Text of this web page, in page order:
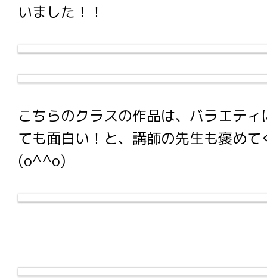
いました！！
こちらのクラスの作品は、バラエテ
ても面白い！と、講師の先生も褒め
(o^^o)